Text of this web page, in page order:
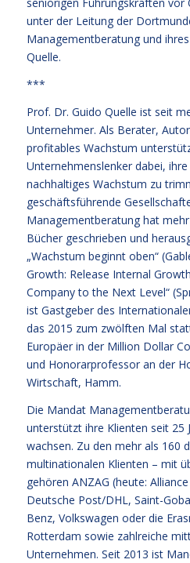
unter der Leitung der
Managementberatung und
Quelle.
***
Prof. Dr. Guido Quelle ist seit
Unternehmer. Als Berater,
profitables Wachstum
Unternehmenslenker dabei,
nachhaltiges Wachstum zu
geschäftsführende
Managementberatung hat
Bücher geschrieben und
„Wachstum beginnt oben“
Growth: Release Internal
Company to the Next Level“
ist Gastgeber des
das 2015 zum zwölften Mal
Europäer in der Million Dollar
und Honorarprofessor an der
Wirtschaft, Hamm.
Die Mandat
unterstützt ihre Klienten seit 25
wachsen. Zu den mehr als 160
multinationalen Klienten – mit
gehören ANZAG (heute:
Deutsche Post/DHL, Saint-
Benz, Volkswagen oder die
Rotterdam sowie zahlreiche
Unternehmen. Seit 2013 ist